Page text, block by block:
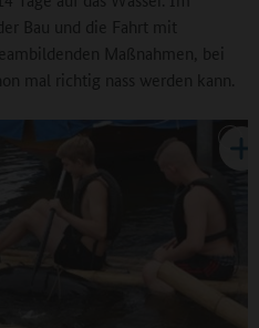
Bau und die Fahrt mit
Maßnahmen, bei
mal richtig nass werden kann.